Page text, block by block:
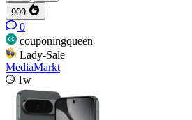
909
0
couponingqueen
Lady-Sale
MediaMarkt
1w